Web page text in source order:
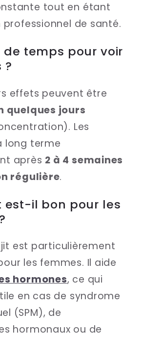
tout en étant
professionnel de santé.
de temps pour voir
?
effets peuvent être
quelques jours
Les
long terme
après 2 à 4 semaines
régulière.
est-il bon pour les
est particulièrement
les femmes. Il aide
hormones, ce qui
en cas de syndrome
(SPM), de
hormonaux ou de